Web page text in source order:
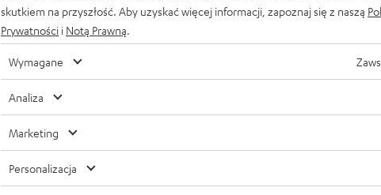
skutkiem na przyszłość. Aby uzyskać więcej informacji, zapoznaj się z naszą
Prywatności i Notą Prawną
Wymagane
Analiza
Marketing
Personalizacja